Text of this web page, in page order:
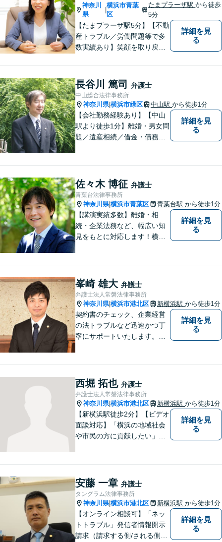
神奈川
県
|
横浜市青葉
区
たまプラーザ駅から徒歩
5分
【たまプラーザ駅5分】【不動
産トラブル／労働問題等で多
数実績あり】笑顔を取り戻す
い，一緒にベストな解決を考
えます。【契約時点での明朗
会計】
詳細を見
る
長谷川 篤司 弁護士
中山総合法律事務所
神奈川県|横浜市緑区 中山駅 から徒歩1分
【会社勤務経験あり】【中山
駅より徒歩1分】離婚・男女問
題／遺産相続／借金・債務整
る身近な問題を相談いただく
場所です。お気軽にご相談く
ださい。
詳細を見
る
佐々木 博征 弁護士
青葉台法律事務所
神奈川県|横浜市青葉区 青葉台駅 から徒歩1分
【講演実績多数】離婚・相
続・企業法務など、幅広い知
見をもとに対応します！横
り】負債総額数億円の倒産申
立ての実績あり【完全個室】
【青葉台駅1分】【複数弁護士
在籍】
詳細を見
る
峯崎 雄大 弁護士
弁護士法人常磐法律事務所
神奈川県|横浜市港北区 新横浜駅 から徒歩1分
契約書のチェック、企業経営
の法トラブルなど迅速かつ丁
寧にサポートいたします。ど
詳細を見
る
西堀 拓也 弁護士
弁護士法人常磐法律事務所
神奈川県|横浜市港北区 新横浜駅 から徒歩1分
【新横浜駅徒歩2分】【ビデオ
面談対応】「横浜の地域社会
や市民の方に貢献したい」を
トができるよう全力を尽くし
ます。事務所一丸となって法
律トラブルの解決を目指しま
す。
詳細を見
る
安藤 一章 弁護士
タングラム法律事務所
神奈川県|横浜市港北区 新横浜駅 から徒歩1分
【オンライン相談可】「ネッ
トトラブル」発信者情報開示
請求（請求する側/される側）
詳細を見
る